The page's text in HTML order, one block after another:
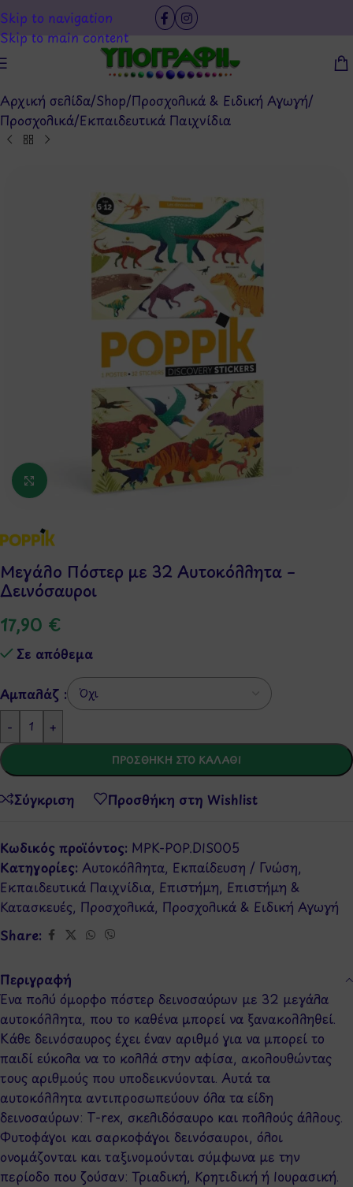
Skip to navigation
Skip to main content
Αρχική σελίδα/Shop/Προσχολικά & Ειδική Αγωγή/
Προσχολικά/Εκπαιδευτικά Παιχνίδια
Κάντε κλικ για μεγέθυνση
Μεγάλο Πόστερ με 32 Αυτοκόλλητα –
Δεινόσαυροι
17,90 €
Σε απόθεμα
Αμπαλάζ :
-
+
ΠΡΟΣΘΉΚΗ ΣΤΟ ΚΑΛΆΘΙ
Σύγκριση Προσθήκη στη Wishlist
Κωδικός προϊόντος: MPK-POP.DIS005
Κατηγορίες: Αυτοκόλλητα, Εκπαίδευση / Γνώση,
Εκπαιδευτικά Παιχνίδια, Επιστήμη, Επιστήμη &
Κατασκευές, Προσχολικά, Προσχολικά & Ειδική Αγωγή
Share:
Περιγραφή
Ένα πολύ όμορφο πόστερ δεινοσαύρων με 32 μεγάλα
αυτοκόλλητα, που το καθένα μπορεί να ξανακολληθεί.
Κάθε δεινόσαυρος έχει έναν αριθμό για να μπορεί το
παιδί εύκολα να το κολλά στην αφίσα, ακολουθώντας
τους αριθμούς που υποδεικνύονται. Αυτά τα
αυτοκόλλητα αντιπροσωπεύουν όλα τα είδη
δεινοσαύρων: T-rex, σκελιδόσαυρο και πολλούς άλλους.
Φυτοφάγοι και σαρκοφάγοι δεινόσαυροι, όλοι
ονομάζονται και ταξινομούνται σύμφωνα με την
περίοδο που ζούσαν: Τριαδική, Κρητιδική ή Ιουρασική.